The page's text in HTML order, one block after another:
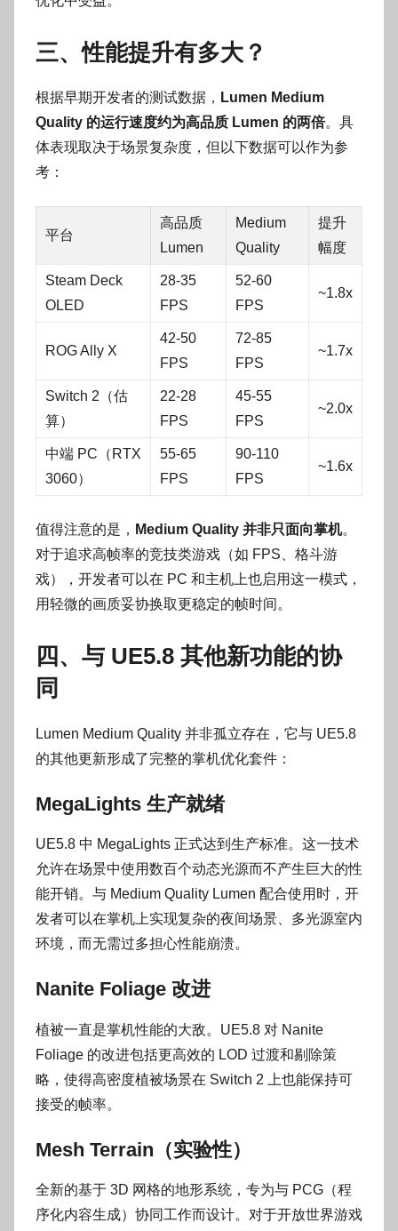
三、性能提升有多大？
根据早期开发者的测试数据， Lumen Medium
Quality 的运行速度约为高品质 Lumen 的两倍。具
体表现取决于场景复杂度，但以下数据可以作为参
考：
平台
高品质
Lumen
Medium
Quality
提升
幅度
Steam Deck
OLED
28-35
FPS
52-60
FPS
~1.8x
ROG Ally X
42-50
FPS
72-85
FPS
~1.7x
Switch 2（估
算）
22-28
FPS
45-55
FPS
~2.0x
中端 PC（RTX
3060）
55-65
FPS
90-110
FPS
~1.6x
值得注意的是， Medium Quality 并非只面向掌机。
对于追求高帧率的竞技类游戏（如 FPS、格斗游
戏），开发者可以在 PC 和主机上也启用这一模式，
用轻微的画质妥协换取更稳定的帧时间。
四、与 UE5.8 其他新功能的协
同
Lumen Medium Quality 并非孤立存在，它与 UE5.8
的其他更新形成了完整的掌机优化套件：
MegaLights 生产就绪
UE5.8 中 MegaLights 正式达到生产标准。这一技术
允许在场景中使用数百个动态光源而不产生巨大的性
能开销。与 Medium Quality Lumen 配合使用时，开
发者可以在掌机上实现复杂的夜间场景、多光源室内
环境，而无需过多担心性能崩溃。
Nanite Foliage 改进
植被一直是掌机性能的大敌。UE5.8 对 Nanite
Foliage 的改进包括更高效的 LOD 过渡和剔除策
略，使得高密度植被场景在 Switch 2 上也能保持可
接受的帧率。
Mesh Terrain（实验性）
全新的基于 3D 网格的地形系统，专为与 PCG（程
序化内容生成）协同工作而设计。对于开放世界游戏